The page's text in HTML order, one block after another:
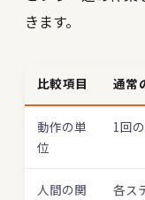
きます。
比較項目 通常
動作の単
位
1回
人間の関
各ス